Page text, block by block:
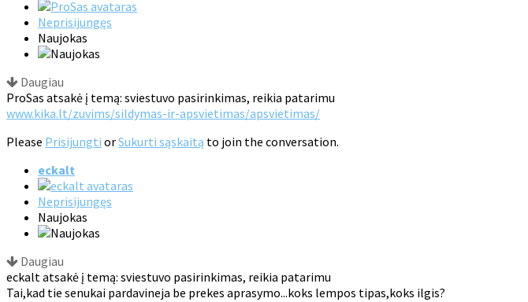
Neprisijungęs
Naujokas
Daugiau
ProSas atsakė į temą: sviestuvo pasirinkimas, reikia patarimu
www.kika.lt/zuvims/sildymas-ir-apsvietimas/apsvietimas/
Please Prisijungti orSukurti sąskaitą to join the conversation.
eckalt
Neprisijungęs
Naujokas
Daugiau
eckalt atsakė į temą: sviestuvo pasirinkimas, reikia patarimu
Tai,kad tie senukai pardavineja be prekes aprasymo...koks lempos tipas,koks ilgis?